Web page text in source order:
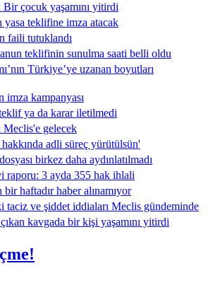
Bir çocuk yaşamını yitirdi
yasa teklifine imza atacak
faili tutuklandı
teklifinin sunulma saati belli oldu
Türkiye’ye uzanan boyutları
imza kampanyası
ya da karar iletilmedi
Meclis'e gelecek
adli süreç yürütülsün'
birkez daha aydınlatılmadı
raporu: 3 ayda 355 hak ihlali
haftadır haber alınamıyor
taciz ve şiddet iddiaları Meclis gündeminde
kavgada bir kişi yaşamını yitirdi